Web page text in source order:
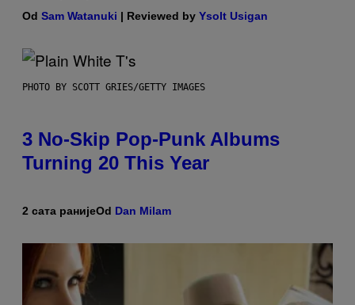
Od Sam Watanuki | Reviewed by Ysolt Usigan
PHOTO BY SCOTT GRIES/GETTY IMAGES
3 No-Skip Pop-Punk Albums
Turning 20 This Year
2 сата ранијеOd Dan Milam